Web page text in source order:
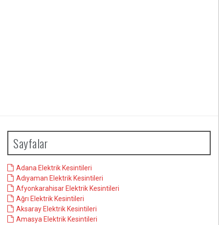
Sayfalar
Adana Elektrik Kesintileri
Adıyaman Elektrik Kesintileri
Afyonkarahisar Elektrik Kesintileri
Ağrı Elektrik Kesintileri
Aksaray Elektrik Kesintileri
Amasya Elektrik Kesintileri